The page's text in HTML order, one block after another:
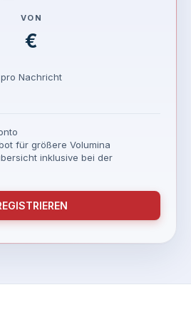
VON
€
pro Nachricht
für größere Volumina
inklusive bei der